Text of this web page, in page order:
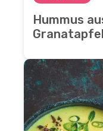
Hummus
Granatapfel